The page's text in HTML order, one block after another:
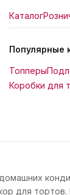
Каталог
Популярные
Топперы
Коробки для
для тортов.